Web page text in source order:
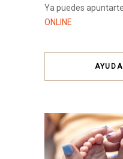
Ya puedes
ONLINE